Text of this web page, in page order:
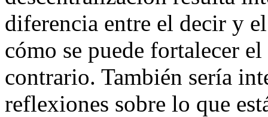
diferencia entre el decir y
cómo se puede fortalecer
contrario. También sería
reflexiones sobre lo que